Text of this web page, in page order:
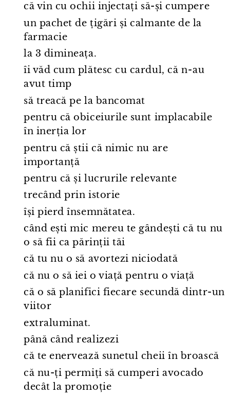
că vin cu ochii injectați să-și cumpere
un pachet de țigări și calmante de la
farmacie
la 3 dimineața.
îi văd cum plătesc cu cardul, că n⁠-⁠au
avut timp
să treacă pe la bancomat
pentru că obiceiurile sunt implacabile
în inerția lor
pentru că știi că nimic nu are
importanță
pentru că și lucrurile relevante
trecând prin istorie
își pierd însemnătatea.
când ești mic mereu te gândești că tu nu
o să fii ca părinții tăi
că tu nu o să avortezi niciodată
că nu o să iei o viață pentru o viață
că o să planifici fiecare secundă dintr⁠-⁠un
viitor
extraluminat.
până când realizezi
că te enervează sunetul cheii în broască
că nu-ți permiți să cumperi avocado
decât la promoție